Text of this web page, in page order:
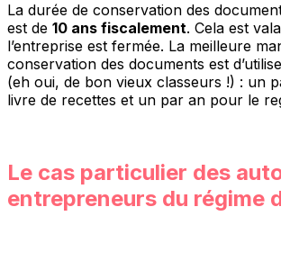
La durée de conservation des
est de 10 ans fiscalement. Cela est
l’entreprise est fermée. La meilleure
conservation des documents est
(eh oui, de bon vieux classeurs !) : un
livre de recettes et un par an pour le
Le cas particulier des
entrepreneurs du régime